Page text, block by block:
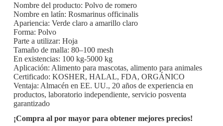
Nombre del producto: Polvo de romero
Nombre en latín: Rosmarinus officinalis
Apariencia: Verde claro a amarillo claro
Forma: Polvo
Parte a utilizar: Hoja
Tamaño de malla: 80–100 mesh
En existencias: 100 kg-5000 kg
Aplicación: Alimento para mascotas, alimento para animales
Certificado: KOSHER, HALAL, FDA, ORGÁNICO
Ventaja: Almacén en EE. UU., 20 años de experiencia en
productos, laboratorio independiente, servicio posventa
garantizado
¡Compra al por mayor para obtener mejores precios!